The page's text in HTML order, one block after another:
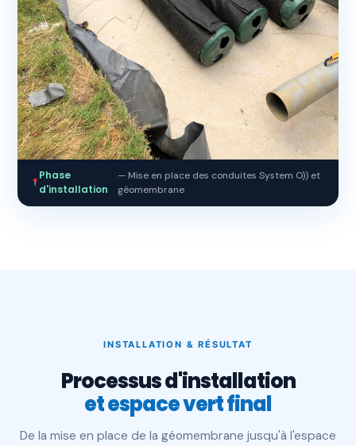
Phase
d'installation
— Mise en place des conduites System O)) et
géomembrane
INSTALLATION & RÉSULTAT
Processus d'installation
et espace vert final
De la mise en place de la géomembrane jusqu'à l'espace